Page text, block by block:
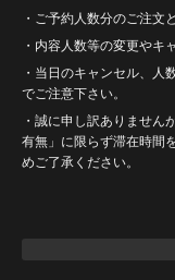
・ご予約人数分のご注文
・内容人数等の変更やキ
・当日のキャンセル、人
でご注意下さい。
・誠に申し訳ありません
有無」に限らず滞在時間
めご了承ください。